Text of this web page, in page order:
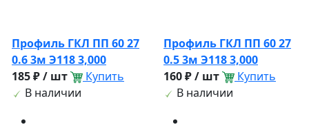
Профиль ГКЛ ПП 60 27
0.6 3м Э118 3,000
185 ₽ / шт
Купить
В наличии
Профиль ГКЛ ПП 60 27
0.5 3м Э118 3,000
160 ₽ / шт
Купить
В наличии